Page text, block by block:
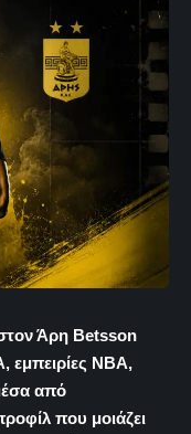
στον Άρη Betsson
εμπειρίες NBA,
από
που μοιάζει